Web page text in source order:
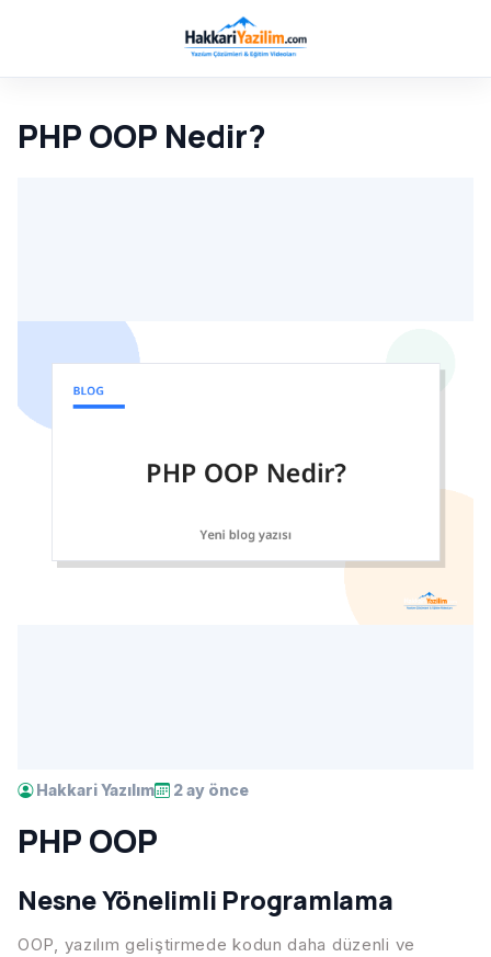
PHP OOP Nedir?
Hakkari Yazılım 2 ay önce
PHP OOP
Nesne Yönelimli Programlama
OOP, yazılım geliştirmede kodun daha düzenli ve